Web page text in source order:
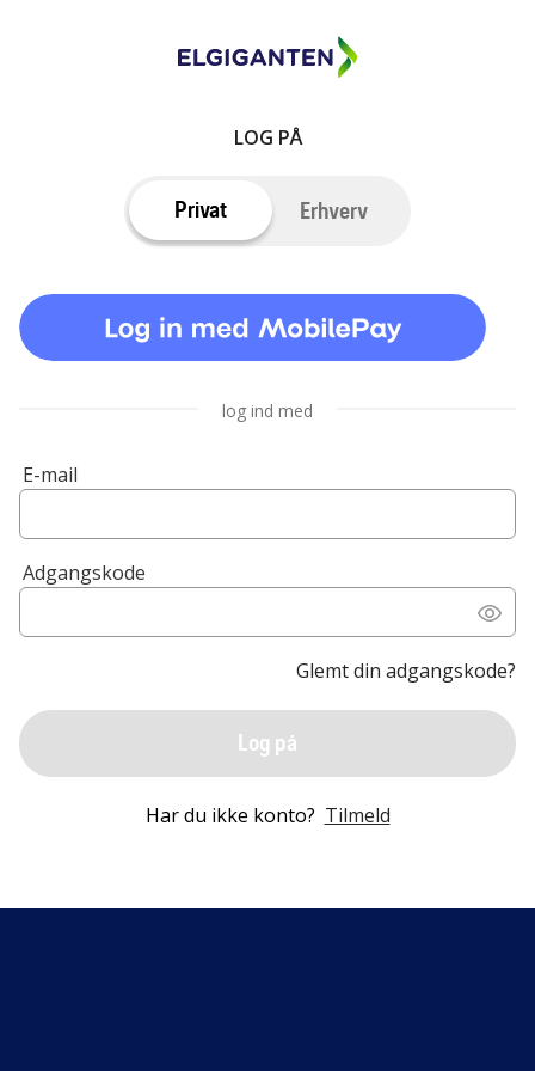
LOG PÅ
Privat Erhverv
log ind med
E-mail
Adgangskode
Glemt din adgangskode?
Log på
Har du ikke konto? Tilmeld